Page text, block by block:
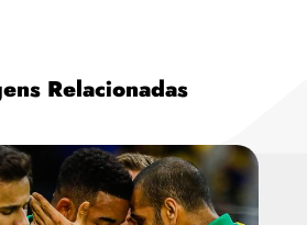
Relacionadas